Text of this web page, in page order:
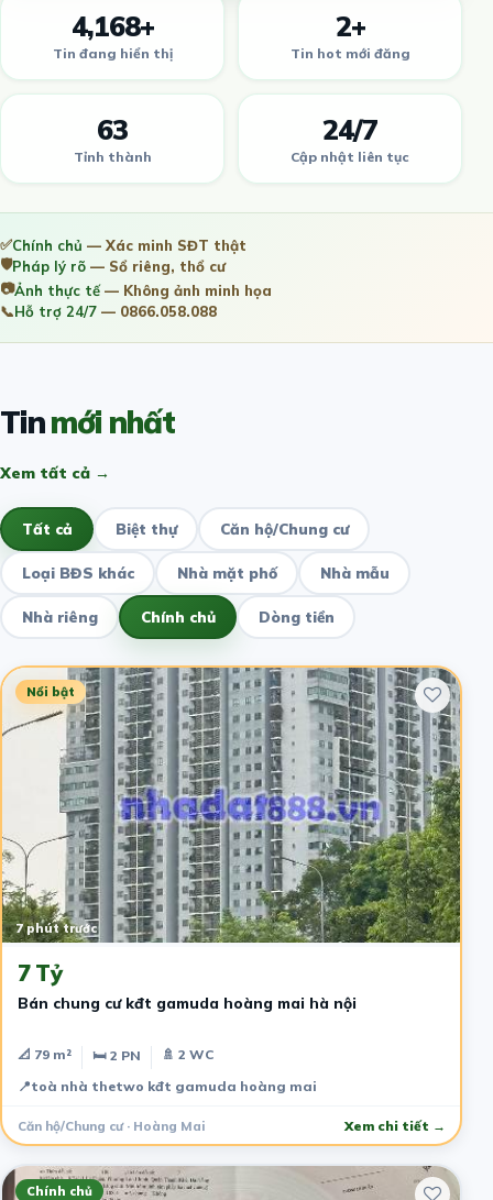
4,168+
Tin đang hiển thị
2+
Tin hot mới đăng
63
Tỉnh thành
24/7
Cập nhật liên tục
✅Chính chủ — Xác minh SĐT thật
🛡️Pháp lý rõ — Sổ riêng, thổ cư
📷Ảnh thực tế— Không ảnh minh họa
📞Hỗ trợ 24/7 — 0866.058.088
Tinmới nhất
Xem tất cả →
Tất cả Biệt thự Căn hộ/Chung cư
Loại BĐS khác Nhà mặt phố Nhà mẫu
Nhà riêng Chính chủ Dòng tiền
Nổi bật
7 phút trước
7 Tỷ
Bán chung cư kđt gamuda hoàng mai hà nội
📐 79 m² 🛏 2 PN
🚿 2 WC
📍toà nhà thetwo kđt gamuda hoàng mai
Căn hộ/Chung cư · Hoàng Mai Xem chi tiết →
Chính chủ